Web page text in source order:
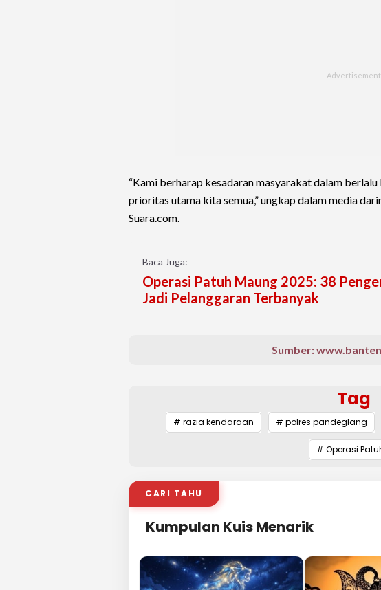
“Kami berharap kesadaran masyarakat dalam
prioritas utama kita semua,” ungkap dalam media
Suara.com.
Baca Juga:
Operasi Patuh Maung 2025: 38
Jadi Pelanggaran Terbanyak
Sumber:
Tag
# razia kendaraan # polres pandeglang
# Operasi
CARI TAHU
Kumpulan Kuis Menarik